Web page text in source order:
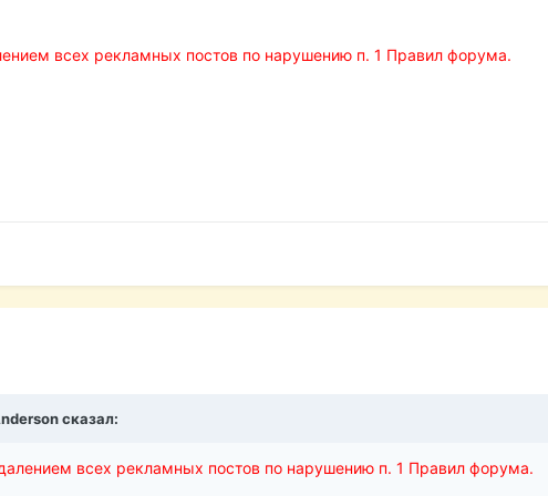
всех рекламных постов по нарушению п. 1 Правил форума.
сказал:
всех рекламных постов по нарушению п. 1 Правил форума.